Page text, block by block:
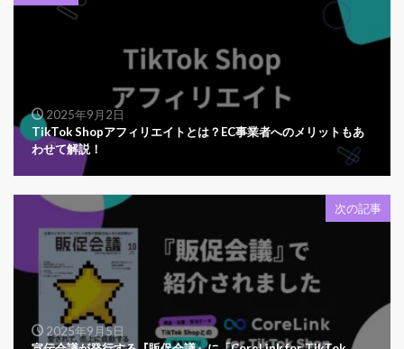
2025年9月2日
TikTok Shopアフィリエイトとは？EC事業者へのメリットもあ
わせて解説！
次の記事
2025年9月5日